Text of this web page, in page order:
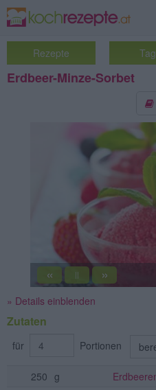
Rezepte
Erdbeer-Minze-Sorbet
« || »
» Details einblenden
Zutaten
für Portionen
250 g